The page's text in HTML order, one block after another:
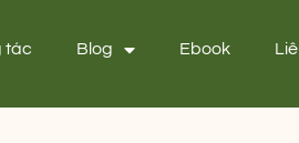
tác Blog Ebook